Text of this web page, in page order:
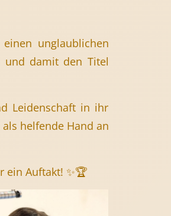
einen unglaublichen
und damit den Titel
Leidenschaft in ihr
helfende Hand an
ein Auftakt! ✨🏆